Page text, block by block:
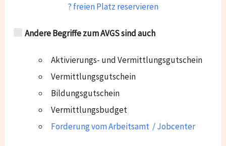
? freien Platz reservieren
Andere Begriffe zum AVGS sind auch
Aktivierungs- und Vermittlungsgutschein
Vermittlungsgutschein
Bildungsgutschein
Vermittlungsbudget
Forderung vom Arbeitsamt / Jobcenter